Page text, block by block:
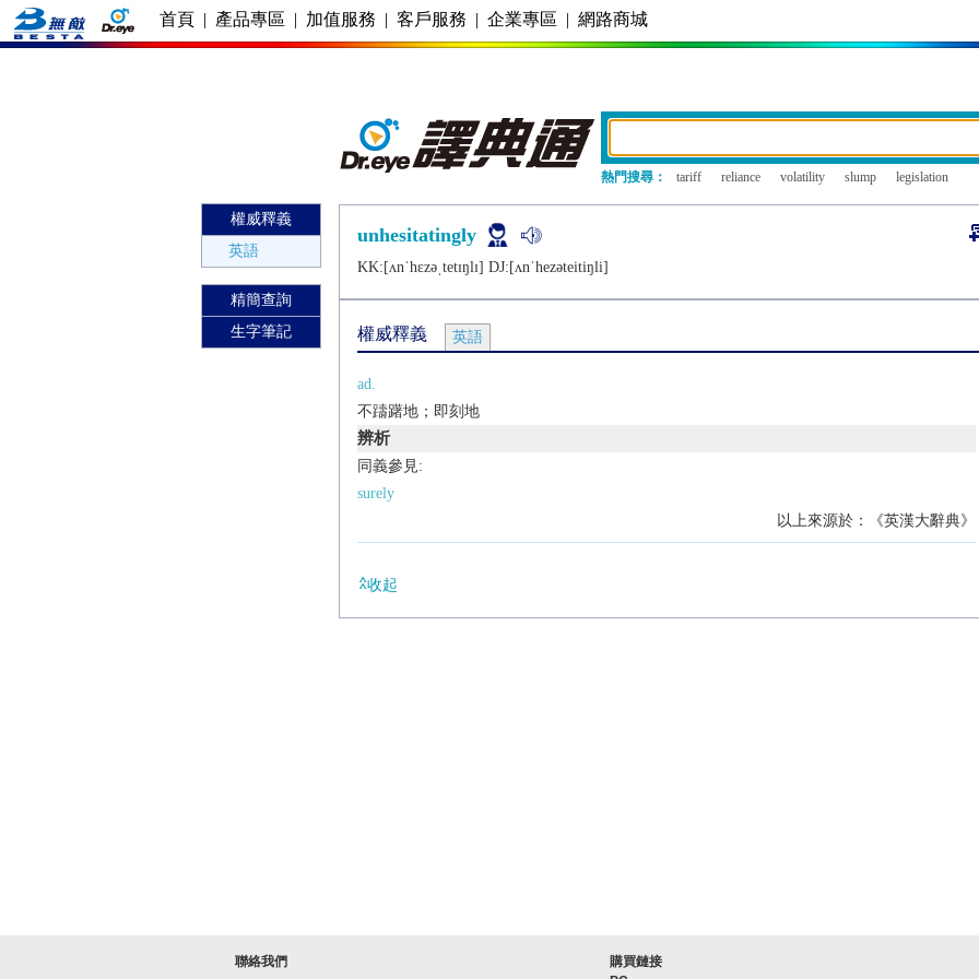
首頁 | 產品專區 | 加值服務 | 客戶服務 | 企業專區 | 網路商城
熱門搜尋： tariff reliance volatility slump legislation
權威釋義
英語
精簡查詢
生字筆記
unhesitatingly
KK:[ʌnˈhɛzǝˌtеtɪŋlɪ] DJ:[ʌnˈhеzǝtеitiŋli]
權威釋義 英語
ad.
不躊躇地；即刻地
辨析
同義參見:
surely
以上來源於：《英漢大辭典》
收起
聯絡我們
購買鏈接